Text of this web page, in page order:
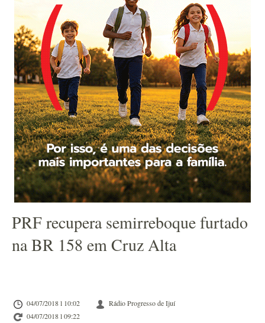
PRF recupera semirreboque furtado
na BR 158 em Cruz Alta
04/07/2018 l 10:02
Rádio Progresso de Ijuí
04/07/2018 l 09:22